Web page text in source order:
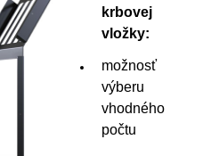
krbovej
vložky:
možnosť
výberu
vhodného
počtu